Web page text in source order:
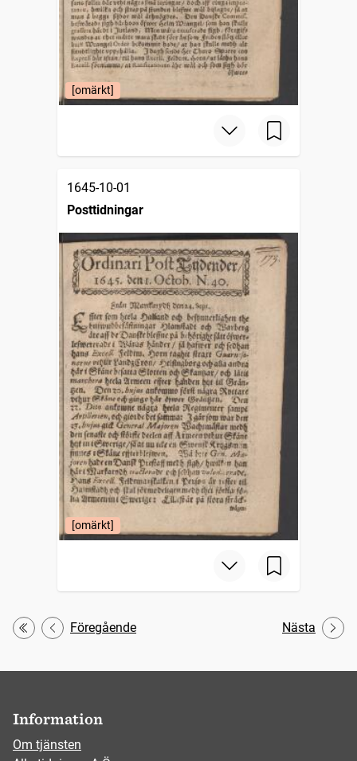
[omärkt]
1645-10-01
Posttidningar
[omärkt]
Första
Föregående Nästa
Information
Om tjänsten